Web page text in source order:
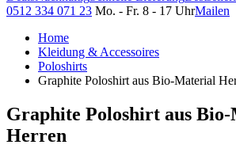
0512 334 071 23 Mo. - Fr. 8 - 17 UhrMailen
Home
Kleidung & Accessoires
Poloshirts
Graphite Poloshirt aus Bio-Material
Graphite Poloshirt aus
Herren